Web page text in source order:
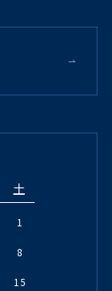
土
1
8
15